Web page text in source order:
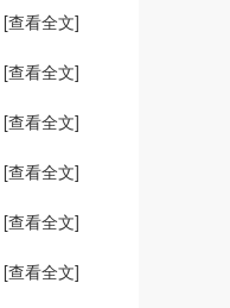
[查看全文]
[查看全文]
[查看全文]
[查看全文]
[查看全文]
[查看全文]